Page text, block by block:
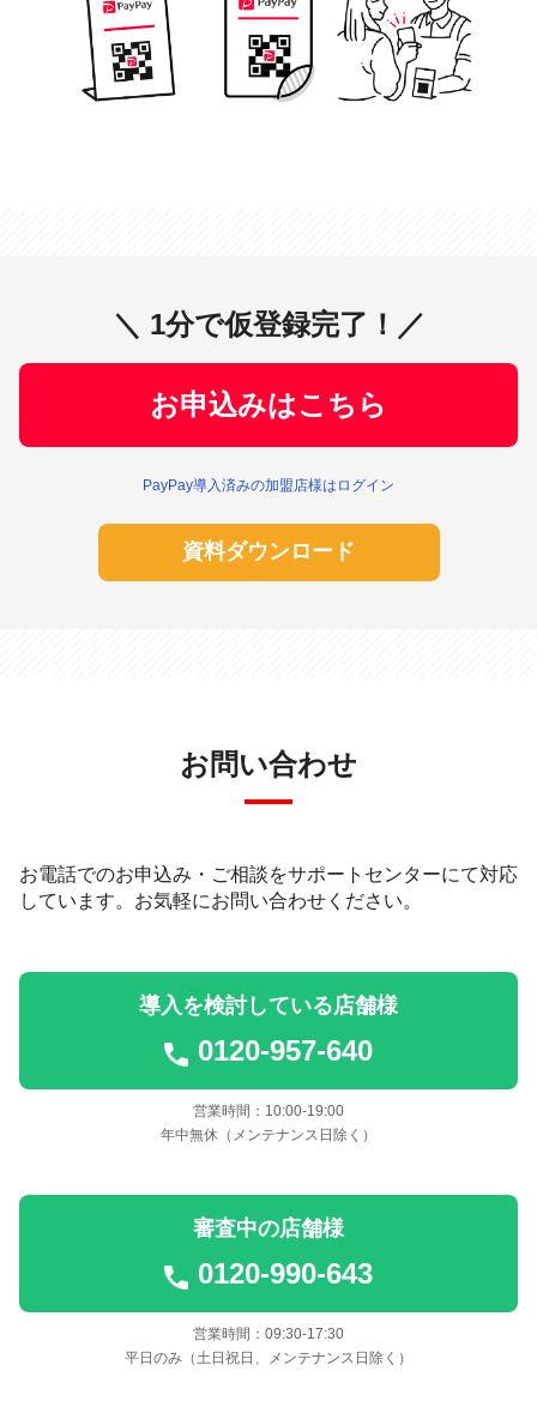
＼ 1分で仮登録完了！／
お申込みはこちら
PayPay導入済みの加盟店様はログイン
資料ダウンロード
お問い合わせ
お電話でのお申込み・ご相談をサポートセンターにて対応
しています。 お気軽にお問い合わせください。
導入を検討している店舗様
0120-957-640
営業時間：10:00-19:00
年中無休（メンテナンス日除く）
審査中の店舗様
0120-990-643
営業時間：09:30-17:30
平日のみ（土日祝日、メンテナンス日除く）